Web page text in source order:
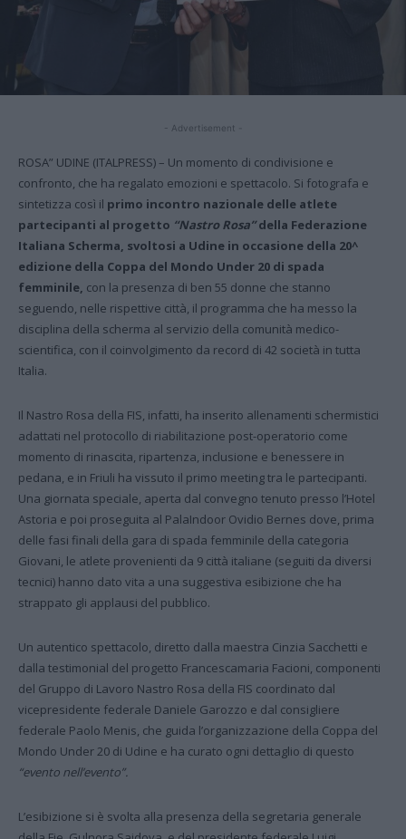
- Advertisement -
ROSA” UDINE (ITALPRESS) – Un momento di condivisione e
confronto, che ha regalato emozioni e spettacolo. Si fotografa e
sintetizza così il primo incontro nazionale delle atlete
partecipanti al progetto “Nastro Rosa”della Federazione
Italiana Scherma, svoltosi a Udine in occasione della 20^
edizione della Coppa del Mondo Under 20 di spada
femminile, con la presenza di ben 55 donne che stanno
seguendo, nelle rispettive città, il programma che ha messo la
disciplina della scherma al servizio della comunità medico-
scientifica, con il coinvolgimento da record di 42 società in tutta
Italia.
Il Nastro Rosa della FIS, infatti, ha inserito allenamenti schermistici
adattati nel protocollo di riabilitazione post-operatorio come
momento di rinascita, ripartenza, inclusione e benessere in
pedana, e in Friuli ha vissuto il primo meeting tra le partecipanti.
Una giornata speciale, aperta dal convegno tenuto presso l’Hotel
Astoria e poi proseguita al PalaIndoor Ovidio Bernes dove, prima
delle fasi finali della gara di spada femminile della categoria
Giovani, le atlete provenienti da 9 città italiane (seguiti da diversi
tecnici) hanno dato vita a una suggestiva esibizione che ha
strappato gli applausi del pubblico.
Un autentico spettacolo, diretto dalla maestra Cinzia Sacchetti e
dalla testimonial del progetto Francescamaria Facioni, componenti
del Gruppo di Lavoro Nastro Rosa della FIS coordinato dal
vicepresidente federale Daniele Garozzo e dal consigliere
federale Paolo Menis, che guida l’organizzazione della Coppa del
Mondo Under 20 di Udine e ha curato ogni dettaglio di questo
“evento nell’evento”.
L’esibizione si è svolta alla presenza della segretaria generale